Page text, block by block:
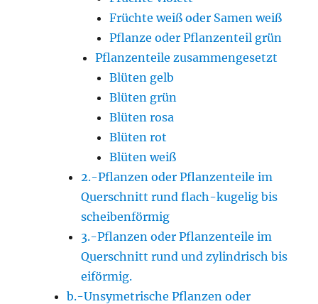
Früchte weiß oder Samen weiß
Pflanze oder Pflanzenteil grün
Pflanzenteile zusammengesetzt
Blüten gelb
Blüten grün
Blüten rosa
Blüten rot
Blüten weiß
2.-Pflanzen oder Pflanzenteile im
Querschnitt rund flach-kugelig bis
scheibenförmig
3.-Pflanzen oder Pflanzenteile im
Querschnitt rund und zylindrisch bis
eiförmig.
b.-Unsymetrische Pflanzen oder